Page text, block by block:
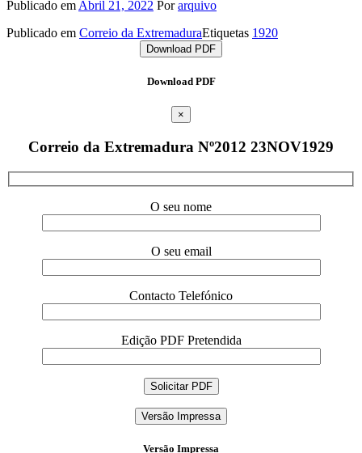
Publicado em Abril 21, 2022 Porarquivo
Publicado em Correio da ExtremaduraEtiquetas 1920
Download PDF
Download PDF
×
Correio da Extremadura Nº2012 23NOV1929
O seu nome
O seu email
Contacto Telefónico
Edição PDF Pretendida
Versão Impressa
Versão Impressa